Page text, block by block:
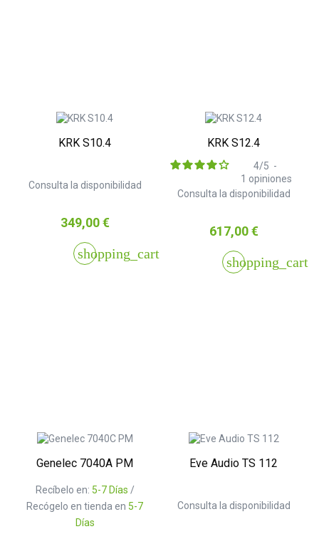
KRK S10.4
Consulta la disponibilidad
Precio
349,00 €
shopping_cart
KRK S12.4
Consulta la disponibilidad
4/5 -
1 opiniones
Precio
617,00 €
shopping_cart
Genelec 7040A PM
Recíbelo en: 5-7 Días /
Recógelo en tienda en 5-7
Días
Eve Audio TS 112
Consulta la disponibilidad